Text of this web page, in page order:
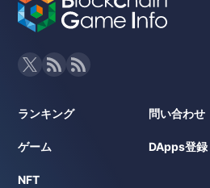
ランキング
ゲーム
NFT
問い合わせ
DApps登録